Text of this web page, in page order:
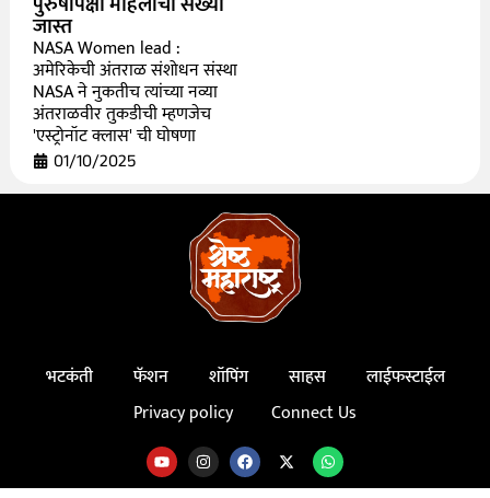
जास्त
NASA Women lead :
अमेरिकेची अंतराळ संशोधन संस्था
NASA ने नुकतीच त्यांच्या नव्या
अंतराळवीर तुकडीची म्हणजेच
'एस्ट्रोनॉट क्लास' ची घोषणा
01/10/2025
भटकंती फॅशन शॉपिंग साहस
लाईफस्टाईल
Privacy policy
Connect Us